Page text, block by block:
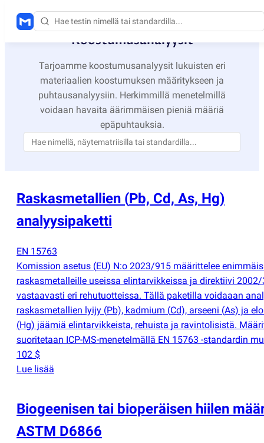
Koostumusanalyysit
Tarjoamme koostumusanalyysit lukuisten eri
materiaalien koostumuksen määritykseen ja
puhtausanalyysiin. Herkimmillä menetelmillä
voidaan havaita äärimmäisen pieniä määriä
epäpuhtauksia.
Raskasmetallien (Pb, Cd, As, Hg)
analyysipaketti
EN 15763
Komission asetus (EU) N:o 2023/915 määrittelee
raskasmetalleille useissa elintarvikkeissa ja direktiivi
vastaavasti eri rehutuotteissa. Tällä paketilla voidaaan
raskasmetallien lyijy (Pb), kadmium (Cd), arseeni (As) ja
(Hg) jäämiä elintarvikkeista, rehuista ja ravintolisistä.
suoritetaan ICP-MS-menetelmällä EN 15763 -standardin
102 $
Lue lisää
Biogeenisen tai bioperäisen hiilen
ASTM D6866